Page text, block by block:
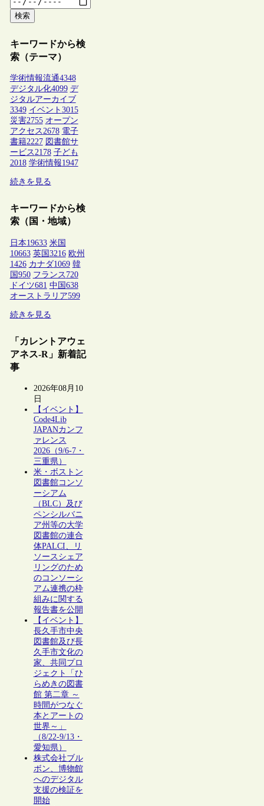
検索
キーワードから検
索（テーマ）
学術情報流通4348
デジタル化4099 デ
ジタルアーカイブ
3349 イベント 3015
災害2755 オープン
アクセス2678 電子
書籍2227 図書館サ
ービス2178 子ども
2018 学術情報1947
続きを見る
キーワードから検
索（国・地域）
日本19633 米国
10663 英国 3216 欧州
1426 カナダ1069 韓
国 950 フランス 720
ドイツ681 中国 638
オーストラリア599
続きを見る
「カレントアウェ
アネス-R」新着記
事
2026年08月10
日
【イベント】
Code4Lib
JAPANカンフ
ァレンス
2026（9/6-7・
三重県）
米・ボストン
図書館コンソ
ーシアム
（BLC）及び
ペンシルバニ
ア州等の大学
図書館の連合
体PALCI、リ
ソースシェア
リングのため
のコンソーシ
アム連携の枠
組みに関する
報告書を公開
【イベント】
長久手市中央
図書館及び長
久手市文化の
家、共同プロ
ジェクト「ひ
らめきの図書
館 第二章 ～
時間がつなぐ
本とアートの
世界～」
（8/22-9/13・
愛知県）
株式会社ブル
ボン、博物館
へのデジタル
支援の検証を
開始